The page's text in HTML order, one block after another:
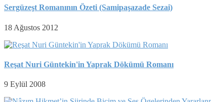
Sergüzeşt Romanının Özeti (Samipaşazade Sezai)
18 Ağustos 2012
Reşat Nuri Güntekin'in Yaprak Dökümü Romanı
9 Eylül 2008